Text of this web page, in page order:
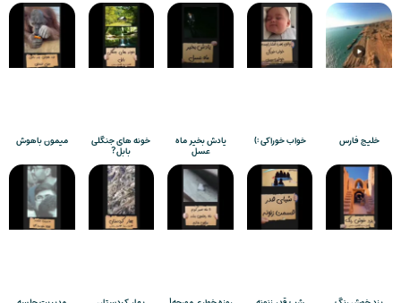
خلیج فارس خواب خوراکی :) یادش بخیر ماه
عسل
خونه های جنگلی
بابل?
میمون باهوش